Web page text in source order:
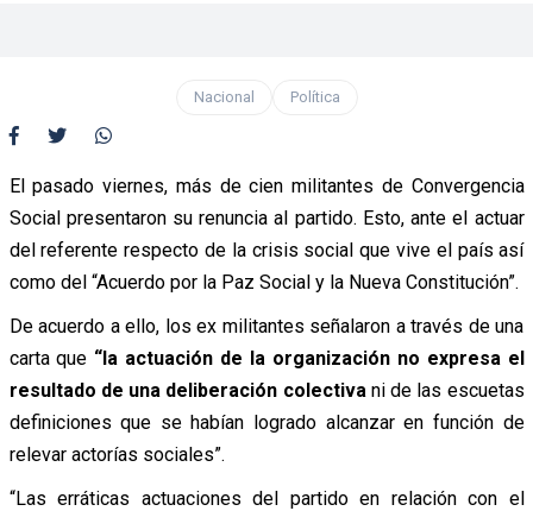
Nacional Política
El pasado viernes, más de cien militantes de Convergencia
Social presentaron su renuncia al partido. Esto, ante el actuar
del referente respecto de la crisis social que vive el país así
como del “Acuerdo por la Paz Social y la Nueva Constitución”.
De acuerdo a ello, los ex militantes señalaron a través de una
carta que “la actuación de la organización no expresa el
resultado de una deliberación colectiva ni de las escuetas
definiciones que se habían logrado alcanzar en función de
relevar actorías sociales”.
“Las erráticas actuaciones del partido en relación con el